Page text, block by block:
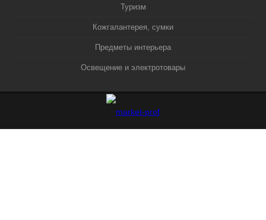
Туризм
Кожгалантерея, сумки
Предметы интерьера
Освещение и электротовары